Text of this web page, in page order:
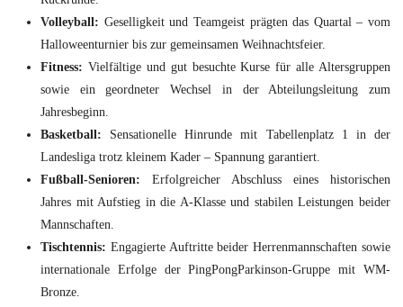
Volleyball: Geselligkeit und Teamgeist prägten das Quartal – vom
Halloweenturnier bis zur gemeinsamen Weihnachtsfeier.
Fitness: Vielfältige und gut besuchte Kurse für alle Altersgruppen
sowie ein geordneter Wechsel in der Abteilungsleitung zum
Jahresbeginn.
Basketball: Sensationelle Hinrunde mit Tabellenplatz 1 in der
Landesliga trotz kleinem Kader – Spannung garantiert.
Fußball-Senioren: Erfolgreicher Abschluss eines historischen
Jahres mit Aufstieg in die A-Klasse und stabilen Leistungen beider
Mannschaften.
Tischtennis: Engagierte Auftritte beider Herrenmannschaften sowie
internationale Erfolge der PingPongParkinson-Gruppe mit WM-
Bronze.